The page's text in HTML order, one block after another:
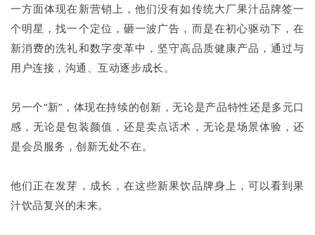
一方面体现在新营销上，他们没有如传统大厂果汁品牌签一
个明星，找一个定位，砸一波广告，而是在初心驱动下，在
新消费的洗礼和数字变革中，坚守高品质健康产品，通过与
用户连接，沟通、互动逐步成长。
另一个“新”，体现在持续的创新，无论是产品特性还是多元口
感，无论是包装颜值，还是卖点话术，无论是场景体验，还
是会员服务，创新无处不在。
他们正在发芽，成长，在这些新果饮品牌身上，可以看到果
汁饮品复兴的未来。